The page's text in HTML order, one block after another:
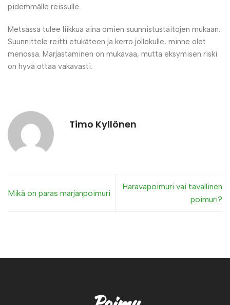
pidemmälle reissulle.
Metsässä tulee liikkua aina omien suunnistustaitojen mukaan.
Suunnittele reitti etukäteen ja kerro jollekulle, minne olet
menossa. Marjastaminen on mukavaa, mutta eksymisen riski
on hyvä ottaa vakavasti.
Timo Kyllönen
Mikä on paras marjanpoimuri
Haravapoimuri vai tavallinen
poimuri?